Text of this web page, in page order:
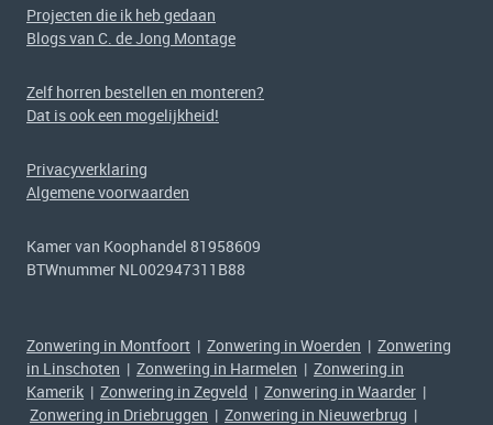
Projecten die ik heb gedaan
Blogs van C. de Jong Montage
Zelf horren bestellen en monteren?
Dat is ook een mogelijkheid!
Privacyverklaring
Algemene voorwaarden
Kamer van Koophandel 81958609
BTWnummer NL002947311B88
Zonwering in Montfoort | Zonwering in Woerden | Zonwering
in Linschoten | Zonwering in Harmelen | Zonwering in
Kamerik | Zonwering in Zegveld | Zonwering in Waarder |
Zonwering in Driebruggen | Zonwering in Nieuwerbrug |